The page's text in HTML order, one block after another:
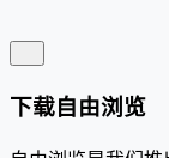
下载自由浏览